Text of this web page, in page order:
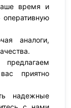
время и
аналоги,
приятно
надежные